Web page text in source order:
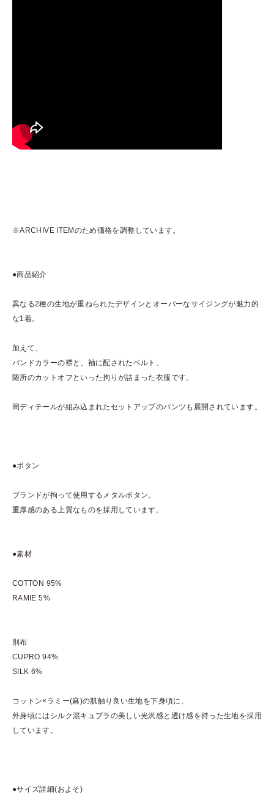
※ARCHIVE ITEMのため価格を調整しています。
●商品紹介
異なる2種の生地が重ねられたデザインとオーバーなサイジングが魅力的
な1着。
加えて、
バンドカラーの襟と、袖に配されたベルト、
随所のカットオフといった拘りが詰まった衣服です。
同ディテールが組み込まれたセットアップのパンツも展開されています。
●ボタン
ブランドが拘って使用するメタルボタン。
重厚感のある上質なものを採用しています。
●素材
COTTON 95%
RAMIE 5%
別布
CUPRO 94%
SILK 6%
コットン×ラミー(麻)の肌触り良い生地を下身頃に、
外身頃にはシルク混キュプラの美しい光沢感と透け感を持った生地を採用
しています。
●サイズ詳細(およそ)